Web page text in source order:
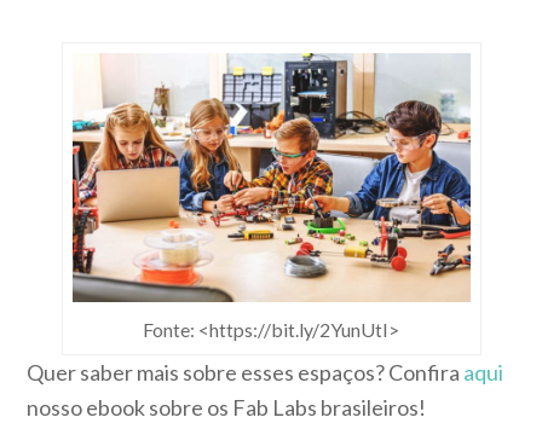
Fonte: <https://bit.ly/2YunUtI>
Quer saber mais sobre esses espaços? Confira aqui
nosso ebook sobre os Fab Labs brasileiros!